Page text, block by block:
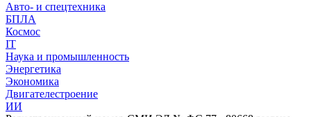
Авто- и спецтехника
БПЛА
Космос
IT
Наука и промышленность
Энергетика
Экономика
Двигателестроение
ИИ